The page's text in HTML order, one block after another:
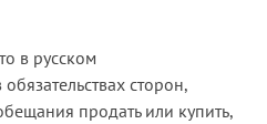
в русском
сторон,
продать или купить,